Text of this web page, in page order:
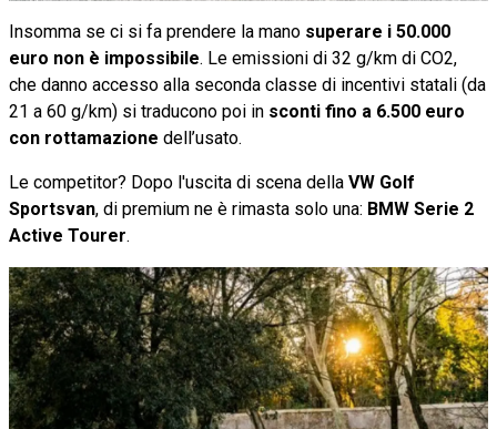
Insomma se ci si fa prendere la mano superare i 50.000
euro non è impossibile. Le emissioni di 32 g/km di CO2,
che danno accesso alla seconda classe di incentivi statali (da
21 a 60 g/km) si traducono poi in sconti fino a 6.500 euro
con rottamazione dell’usato.
Le competitor? Dopo l'uscita di scena della VW Golf
Sportsvan, di premium ne è rimasta solo una: BMW Serie 2
Active Tourer.